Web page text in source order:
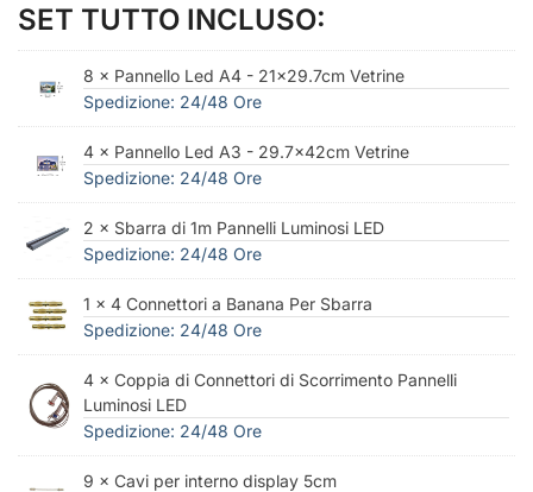
SET TUTTO INCLUSO:
8 × Pannello Led A4 - 21x29.7cm Vetrine
Spedizione: 24/48 Ore
4 × Pannello Led A3 - 29.7x42cm Vetrine
Spedizione: 24/48 Ore
2 × Sbarra di 1m Pannelli Luminosi LED
Spedizione: 24/48 Ore
1 × 4 Connettori a Banana Per Sbarra
Spedizione: 24/48 Ore
4 × Coppia di Connettori di Scorrimento Pannelli
Luminosi LED
Spedizione: 24/48 Ore
9 × Cavi per interno display 5cm